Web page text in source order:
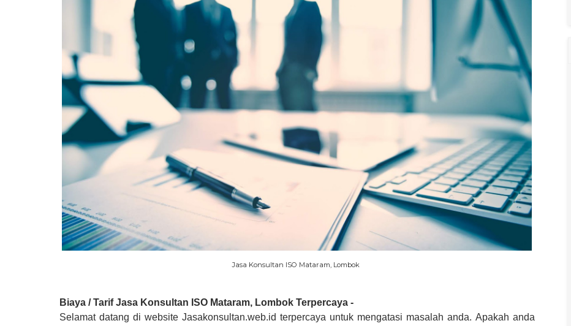
Jasa Konsultan ISO Mataram, Lombok
Biaya / Tarif Jasa Konsultan ISO Mataram, Lombok Terpercaya -
Selamat datang di website Jasakonsultan.web.id terpercaya untuk mengatasi masalah anda. Apakah anda